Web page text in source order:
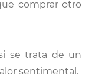
comprar otro
se trata de un
sentimental.